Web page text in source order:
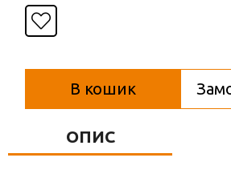
Вази для квітів
В кошик
ОПИС